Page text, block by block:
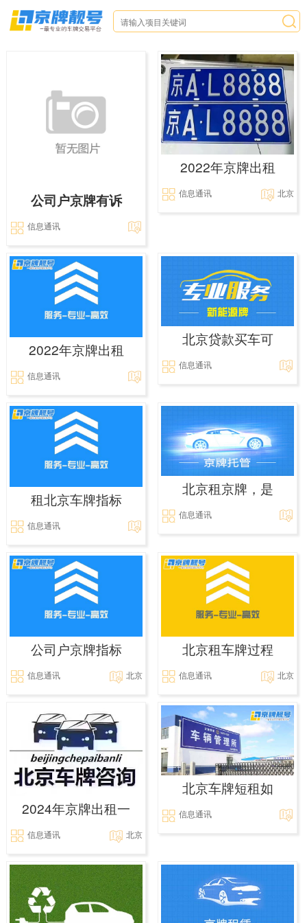
公司户京牌有诉
信息通讯
2022年京牌出租
信息通讯 北京
2022年京牌出租
信息通讯
北京贷款买车可
信息通讯
租北京车牌指标
信息通讯
北京租京牌，是
信息通讯
公司户京牌指标
信息通讯 北京
北京租车牌过程
信息通讯 北京
2024年京牌出租一
信息通讯 北京
北京车牌短租如
信息通讯